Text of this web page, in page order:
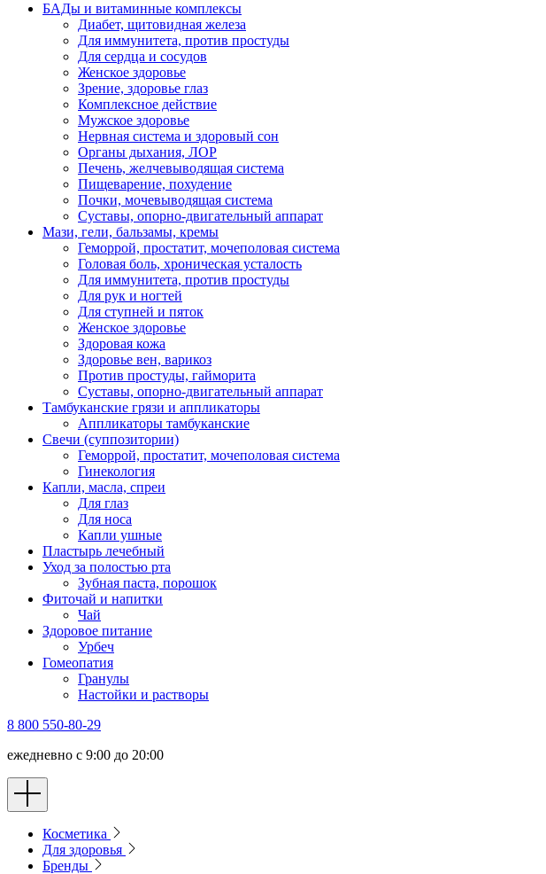
БАДы и витаминные комплексы
Диабет, щитовидная железа
Для иммунитета, против простуды
Для сердца и сосудов
Женское здоровье
Зрение, здоровье глаз
Комплексное действие
Мужское здоровье
Нервная система и здоровый сон
Органы дыхания, ЛОР
Печень, желчевыводящая система
Пищеварение, похудение
Почки, мочевыводящая система
Суставы, опорно-двигательный аппарат
Мази, гели, бальзамы, кремы
Геморрой, простатит, мочеполовая система
Головая боль, хроническая усталость
Для иммунитета, против простуды
Для рук и ногтей
Для ступней и пяток
Женское здоровье
Здоровая кожа
Здоровье вен, варикоз
Против простуды, гайморита
Суставы, опорно-двигательный аппарат
Тамбуканские грязи и аппликаторы
Аппликаторы тамбуканские
Свечи (суппозитории)
Геморрой, простатит, мочеполовая система
Гинекология
Капли, масла, спреи
Для глаз
Для носа
Капли ушные
Пластырь лечебный
Уход за полостью рта
Зубная паста, порошок
Фиточай и напитки
Чай
Здоровое питание
Урбеч
Гомеопатия
Гранулы
Настойки и растворы
8 800 550-80-29
ежедневно с 9:00 до 20:00
Косметика
Для здоровья
Бренды